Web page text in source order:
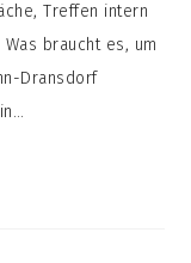
Treffen intern
braucht es, um
Dransdorf